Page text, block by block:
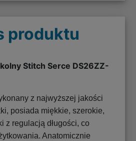
produktu
Stitch Serce DS26ZZ-
z najwyższej jakości
posiada miękkie, szerokie,
z regulacją długości, co
Anatomicznie